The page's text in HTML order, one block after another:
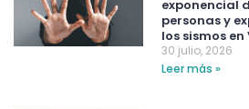
exponencial
personas y
los sismos en
30 julio, 2026
Leer más »